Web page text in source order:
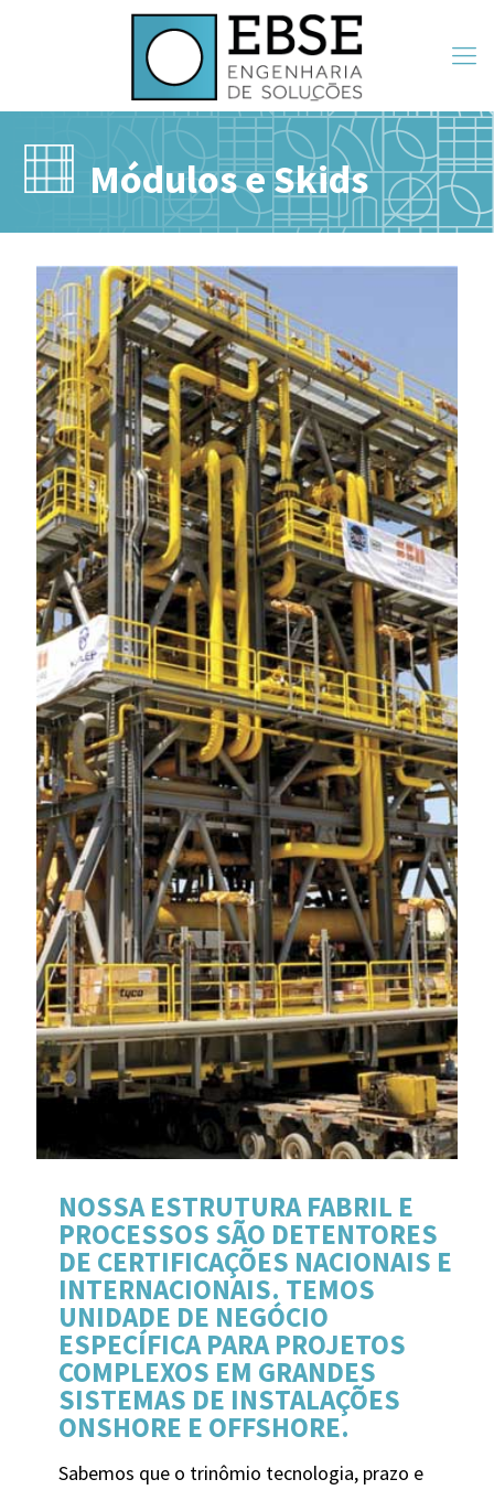
Módulos e Skids
Módulos e Skids
NOSSA ESTRUTURA FABRIL E
PROCESSOS SÃO DETENTORES
DE CERTIFICAÇÕES NACIONAIS E
INTERNACIONAIS. TEMOS
UNIDADE DE NEGÓCIO
ESPECÍFICA PARA PROJETOS
COMPLEXOS EM GRANDES
SISTEMAS DE INSTALAÇÕES
ONSHORE E OFFSHORE.
Sabemos que o trinômio tecnologia, prazo e